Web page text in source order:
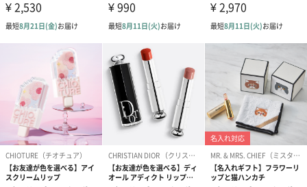
れることがあります。
・高温多湿、直射日光を避け、乳幼児の手の届かないところで保
・本品は飲食物ではありません。
＜リップバーム＞
・口唇に異常が生じていないかよく注意してご使用ください。
・開封時に品質を保護するための植物性オイルが出ます。取り除
いてご使用ください。